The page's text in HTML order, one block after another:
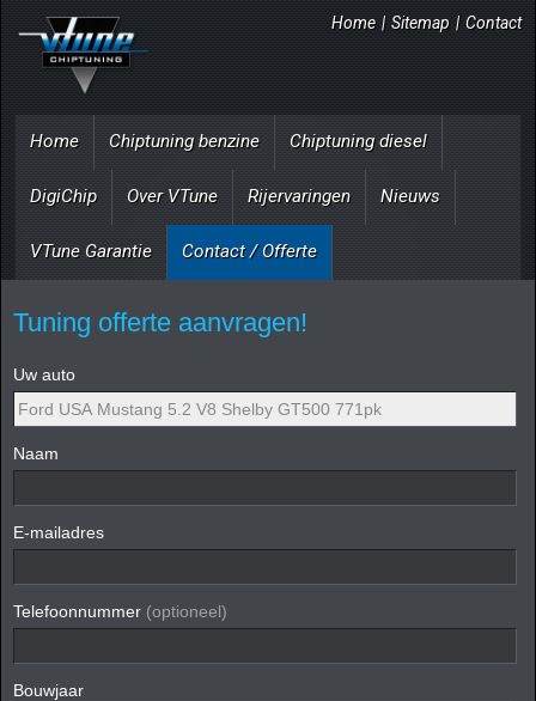
Home | Sitemap | Contact
Home Chiptuning benzine Chiptuning diesel
DigiChip Over VTune Rijervaringen Nieuws
VTune Garantie Contact / Offerte
Tuning offerte aanvragen!
Uw auto
Naam
E-mailadres
Telefoonnummer (optioneel)
Bouwjaar